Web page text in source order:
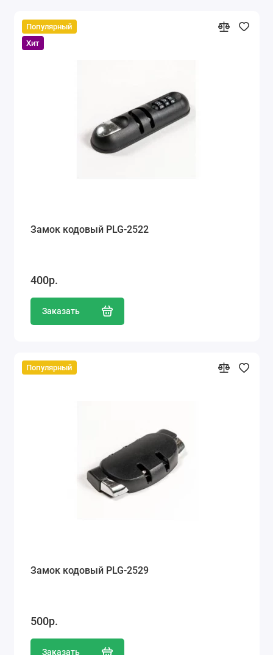
Популярный
Хит
Замок кодовый PLG-2522
400р.
Заказать
Популярный
Замок кодовый PLG-2529
500р.
Заказать